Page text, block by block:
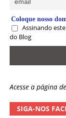
Coloque nosso
Assinando
do Blog
Acesse a página de
SIGA-NOS